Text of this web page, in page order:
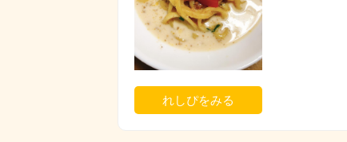
れしぴをみる